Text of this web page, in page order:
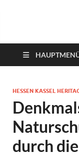
das
HESSEN KASSEL
durch